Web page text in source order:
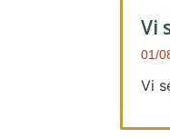
Vi
01/
Vi